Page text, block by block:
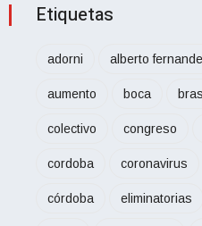
Etiquetas
adorni alberto
aumento boca
colectivo congreso
cordoba coronavirus
córdoba eliminatorias